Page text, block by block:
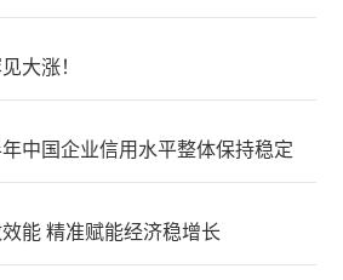
大涨！
中国企业信用水平整体保持稳定
能 精准赋能经济稳增长